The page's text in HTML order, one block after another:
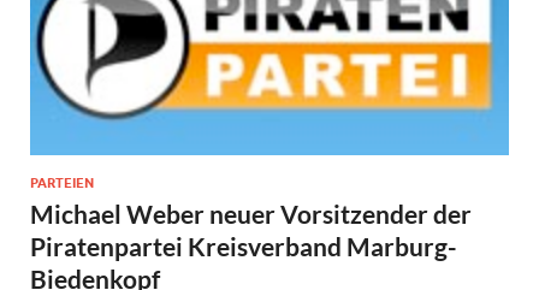
PARTEIEN
Michael Weber neuer Vorsitzender der
Piratenpartei Kreisverband Marburg-
Biedenkopf